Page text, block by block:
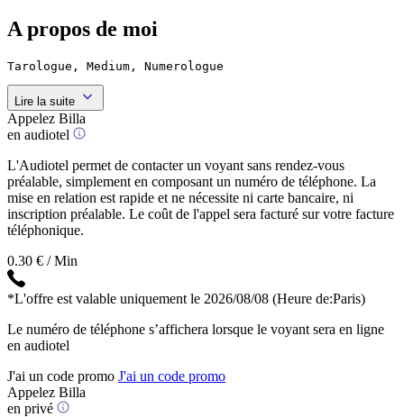
A propos de moi
Tarologue, Medium, Numerologue
Lire la suite
Appelez Billa
en audiotel
L'Audiotel permet de contacter un voyant sans rendez-vous
préalable, simplement en composant un numéro de téléphone. La
mise en relation est rapide et ne nécessite ni carte bancaire, ni
inscription préalable. Le coût de l'appel sera facturé sur votre facture
téléphonique.
0.30 € / Min
*L'offre est valable uniquement le 2026/08/08 (Heure de:Paris)
Le numéro de téléphone s’affichera lorsque le voyant sera en ligne
en audiotel
J'ai un code promo J'ai un code promo
Appelez Billa
en privé